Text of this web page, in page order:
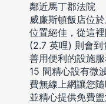
鄰近馬丁郡法院
威廉斯頓飯店位
位置絕佳，從這
(2.7 英哩) 則會到
善用便利的設施
15 間精心設有微
費無線上網讓您
並精心提供免費